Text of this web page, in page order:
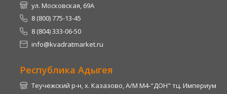
ул. Московская, 69А
8 (800) 775-13-45
8 (804) 333-06-50
info@kvadratmarket.ru
Республика Адыгея
Теучежский р-н, х. Казазово, А/М М4-"ДОН" тц. Империум